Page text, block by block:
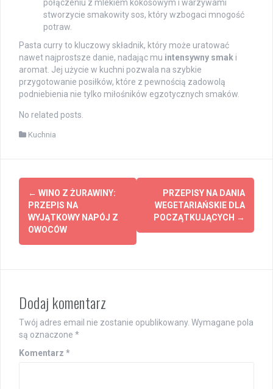
połączeniu z mlekiem kokosowym i warzywami
stworzycie smakowity sos, który wzbogaci mnogość
potraw.
Pasta curry to kluczowy składnik, który może uratować
nawet najprostsze danie, nadając mu intensywny smak i
aromat. Jej użycie w kuchni pozwala na szybkie
przygotowanie posiłków, które z pewnością zadowolą
podniebienia nie tylko miłośników egzotycznych smaków.
No related posts.
Kuchnia
Post
navigation
← WINO Z ŻURAWINY:
PRZEPIS NA
WYJĄTKOWY NAPÓJ Z
OWOCÓW
PRZEPISY NA DANIA
WEGETARIAŃSKIE DLA
POCZĄTKUJĄCYCH →
Dodaj komentarz
Twój adres email nie zostanie opublikowany. Wymagane pola
są oznaczone *
Komentarz *